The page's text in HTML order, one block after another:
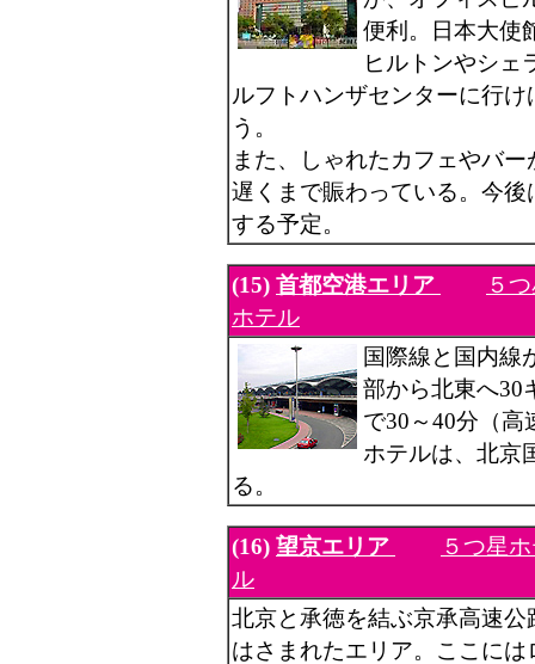
便利。日本大使
ヒルトンやシェ
ルフトハンザセンターに行
う。
また、しゃれたカフェやバ
遅くまで賑わっている。今
する予定。
(15) 首都空港エリア
５
ホテル
国際線と国内線
部から北東へ30
で30～40分（高
ホテルは、北京
る。
(16) 望京エリア
５つ星
ル
北京と承徳を結ぶ京承高速
はさまれたエリア。ここに